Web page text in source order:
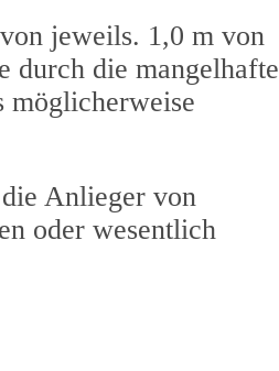
jeweils. 1,0 m von
durch die mangelhafte
möglicherweise
Anlieger von
oder wesentlich